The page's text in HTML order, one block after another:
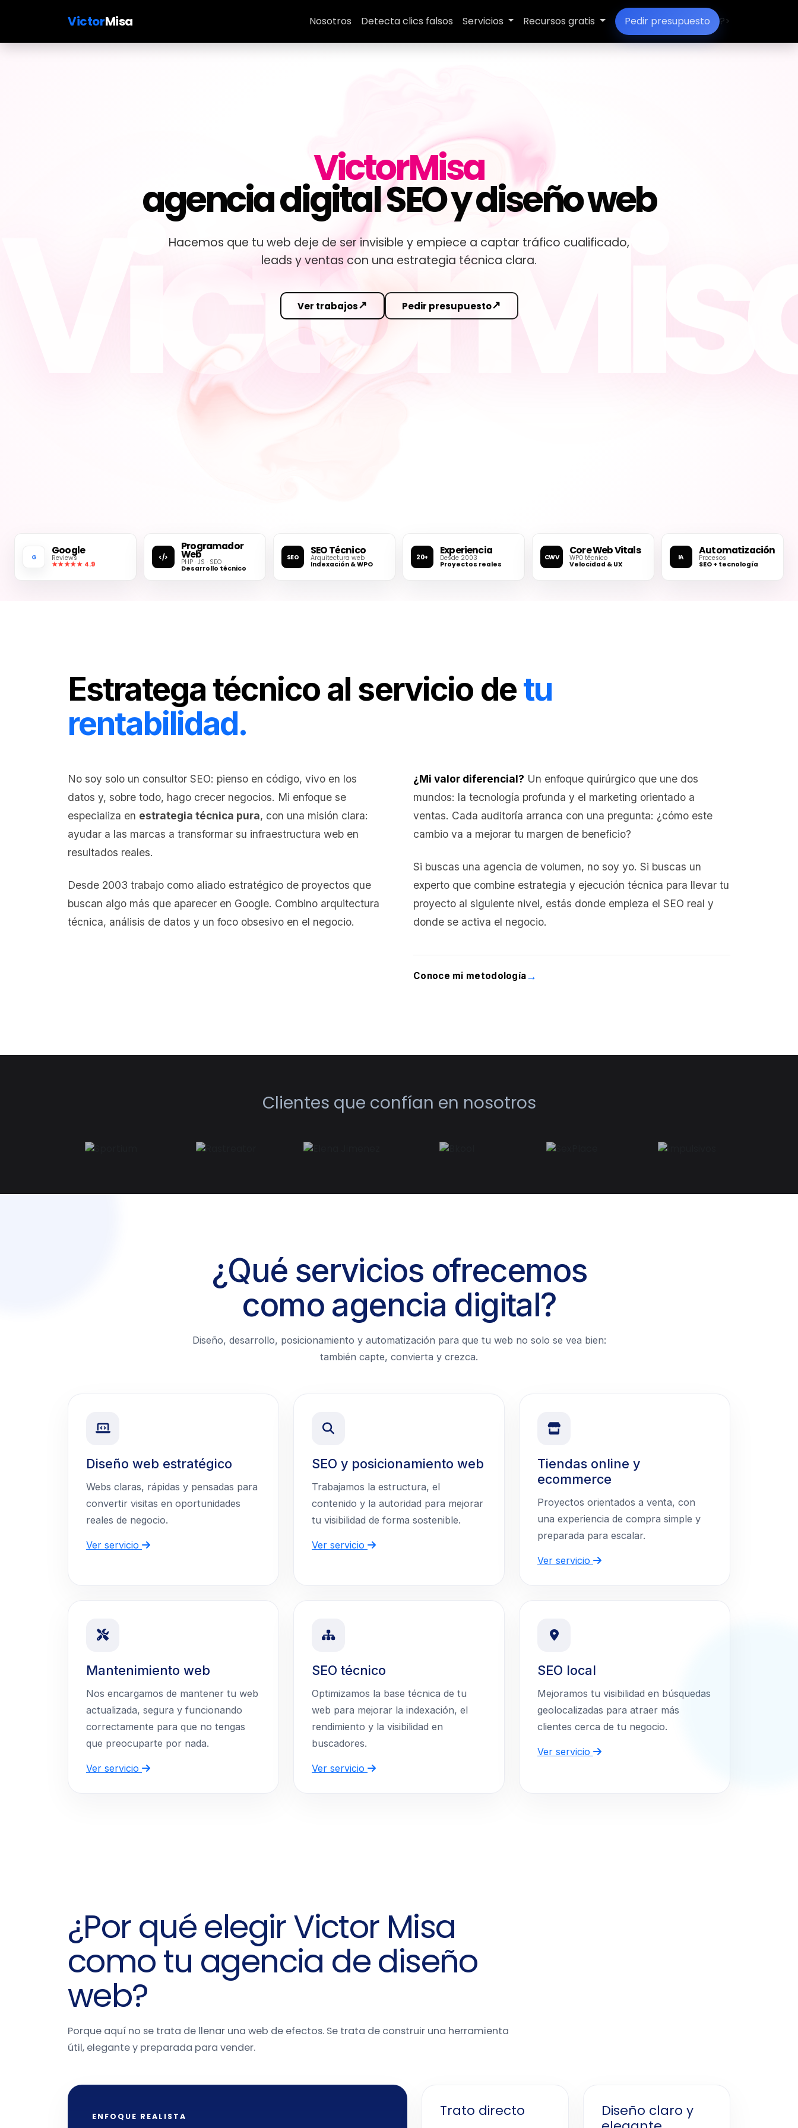
VictorMisa Nosotros Detecta clics falsos Servicios Recursos gratis Pedir presupuesto ?>
VictorMisa
agencia digital SEO y diseño web
Hacemos que tu web deje de ser invisible y empiece a captar tráfico cualificado,
leads y ventas con una estrategia técnica clara.
Ver trabajos Pedir presupuesto
G
Google
Reviews
★★★★★ 4.9
</>
Programador
Web
PHP · JS · SEO
Desarrollo técnico
SEO
SEO Técnico
Arquitectura web
Indexación & WPO
20+
Experiencia
Desde 2003
Proyectos reales
CWV
Core Web Vitals
WPO técnico
Velocidad & UX
IA
Automatización
Procesos
SEO + tecnología
Estratega técnico al servicio detu
rentabilidad.
No soy solo un consultor SEO: pienso en código, vivo en los
datos y, sobre todo, hago crecer negocios. Mi enfoque se
especializa en estrategia técnica pura, con una misión clara:
ayudar a las marcas a transformar su infraestructura web en
resultados reales.
Desde 2003 trabajo como aliado estratégico de proyectos que
buscan algo más que aparecer en Google. Combino arquitectura
técnica, análisis de datos y un foco obsesivo en el negocio.
¿Mi valor diferencial? Un enfoque quirúrgico que une dos
mundos: la tecnología profunda y el marketing orientado a
ventas. Cada auditoría arranca con una pregunta: ¿cómo este
cambio va a mejorar tu margen de beneficio?
Si buscas una agencia de volumen, no soy yo. Si buscas un
experto que combine estrategia y ejecución técnica para llevar tu
proyecto al siguiente nivel, estás donde empieza el SEO real y
donde se activa el negocio.
Conoce mi metodología→
Clientes que confían en nosotros
¿Qué servicios ofrecemos
como agencia digital?
Diseño, desarrollo, posicionamiento y automatización para que tu web no solo se vea bien:
también capte, convierta y crezca.
Diseño web estratégico
Webs claras, rápidas y pensadas para
convertir visitas en oportunidades
reales de negocio.
Ver servicio
SEO y posicionamiento web
Trabajamos la estructura, el
contenido y la autoridad para mejorar
tu visibilidad de forma sostenible.
Ver servicio
Tiendas online y
ecommerce
Proyectos orientados a venta, con
una experiencia de compra simple y
preparada para escalar.
Ver servicio
Mantenimiento web
Nos encargamos de mantener tu web
actualizada, segura y funcionando
correctamente para que no tengas
que preocuparte por nada.
Ver servicio
SEO técnico
Optimizamos la base técnica de tu
web para mejorar la indexación, el
rendimiento y la visibilidad en
buscadores.
Ver servicio
SEO local
Mejoramos tu visibilidad en búsquedas
geolocalizadas para atraer más
clientes cerca de tu negocio.
Ver servicio
¿Por qué elegir Victor Misa
como tu agencia de diseño
web?
Porque aquí no se trata de llenar una web de efectos. Se trata de construir una herramienta
útil, elegante y preparada para vender.
ENFOQUE REALISTA Trato directo
Diseño claro y